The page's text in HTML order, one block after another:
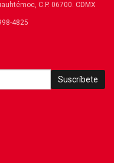
C.P. 06700. CDMX
4825
Suscríbete